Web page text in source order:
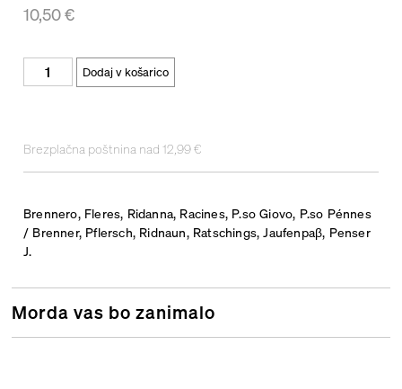
10,50€
Dodaj v košarico
Brezplačna poštnina nad 12,99 €
Brennero, Fleres, Ridanna, Racines, P.so Giovo, P.so Pénnes
/ Brenner, Pflersch, Ridnaun, Ratschings, Jaufenpaβ, Penser
J.
Morda vas bo zanimalo